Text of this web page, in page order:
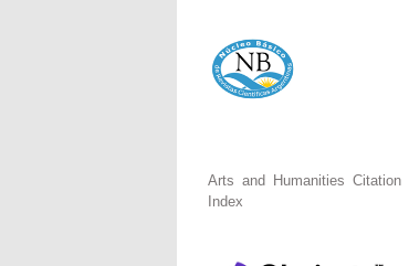
Arts and Humanities Citation
Index